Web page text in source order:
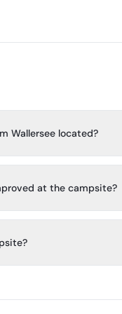
Wallersee located?
at the campsite?